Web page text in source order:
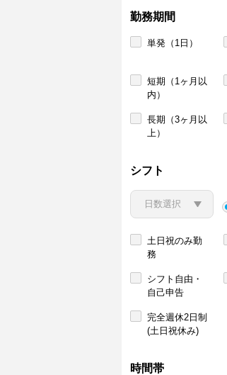
勤務期間
単発（1日）
短期（1ヶ月以
内）
長期（3ヶ月以
上）
シフト
土日祝のみ勤
務
シフト自由・
自己申告
完全週休2日制
(土日祝休み)
時間帯